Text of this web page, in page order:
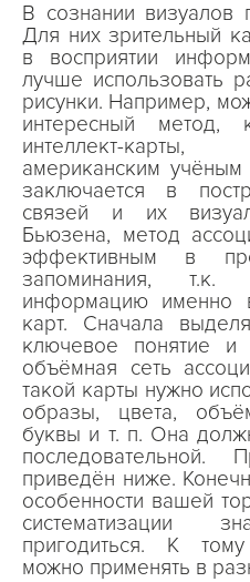
В сознании визуалов
Для них зрительный
в восприятии
лучше использовать
рисунки. Например,
интересный
интеллект-
американским
заключается в
связей и их
Бьюзена, метод
эффективным в
запоминания,
информацию именно
карт. Сначала
ключевое понятие и
объёмная сеть
такой карты нужно
образы, цвета,
буквы и т. п. Она
приведён ниже.
особенности вашей
систематизации
пригодиться. К
можно применять в